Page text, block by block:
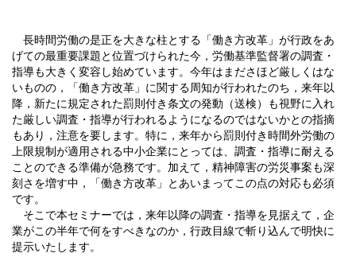
長時間労働の是正を大きな柱とする「働き方改革」が行政をあ
げての最重要課題と位置づけられた今，労働基準監督署の調査・
指導も大きく変容し始めています。今年はまださほど厳しくはな
いものの，「働き方改革」に関する周知が行われたのち，来年以
降，新たに規定された罰則付き条文の発動（送検）も視野に入れ
た厳しい調査・指導が行われるようになるのではないかとの指摘
もあり，注意を要します。特に，来年から罰則付き時間外労働の
上限規制が適用される中小企業にとっては、調査・指導に耐える
ことのできる準備が急務です。加えて，精神障害の労災事案も深
刻さを増す中，「働き方改革」とあいまってこの点の対応も必須
です。
そこで本セミナーでは，来年以降の調査・指導を見据えて，企
業がこの半年で何をすべきなのか，行政目線で斬り込んで明快に
提示いたします。